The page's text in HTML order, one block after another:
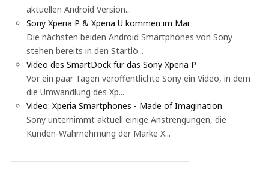
aktuellen Android Version...
Sony Xperia P & Xperia U kommen im Mai
Die nächsten beiden Android Smartphones von Sony
stehen bereits in den Startlö...
Video des SmartDock für das Sony Xperia P
Vor ein paar Tagen veröffentlichte Sony ein Video, in dem
die Umwandlung des Xp...
Video: Xperia Smartphones - Made of Imagination
Sony unternimmt aktuell einige Anstrengungen, die
Kunden-Wahrnehmung der Marke X...